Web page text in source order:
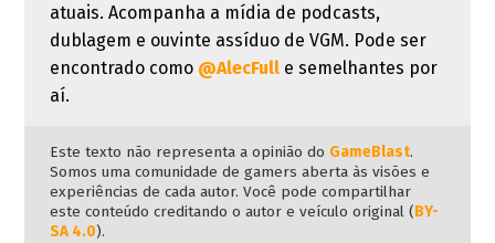
atuais. Acompanha a mídia de podcasts,
dublagem e ouvinte assíduo de VGM. Pode ser
encontrado como @AlecFulle semelhantes por
aí.
Este texto não representa a opinião do GameBlast.
Somos uma comunidade de gamers aberta às visões e
experiências de cada autor. Você pode compartilhar
este conteúdo creditando o autor e veículo original (BY-
SA 4.0).